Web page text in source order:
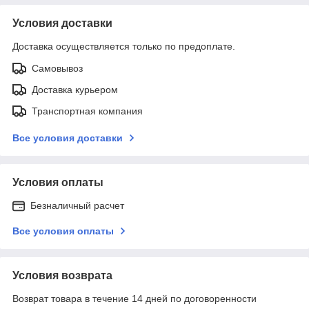
Условия доставки
Доставка осуществляется только по предоплате.
Самовывоз
Доставка курьером
Транспортная компания
Все условия доставки
Условия оплаты
Безналичный расчет
Все условия оплаты
Условия возврата
Возврат товара в течение 14 дней по договоренности